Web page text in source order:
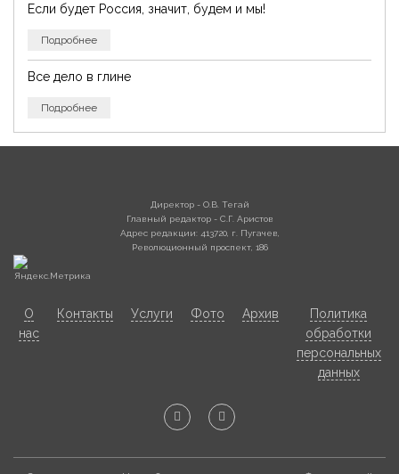
Если будет Россия, значит, будем и мы!
Подробнее
Все дело в глине
Подробнее
Директор - О.В. Тегай
Главный редактор - С.Г. Аристов
Адрес редакции: 413720, г. Пугачев,
Революционный проспект, 186
О
нас
Контакты Услуги Фото Архив
Политика
обработки
персональных
данных